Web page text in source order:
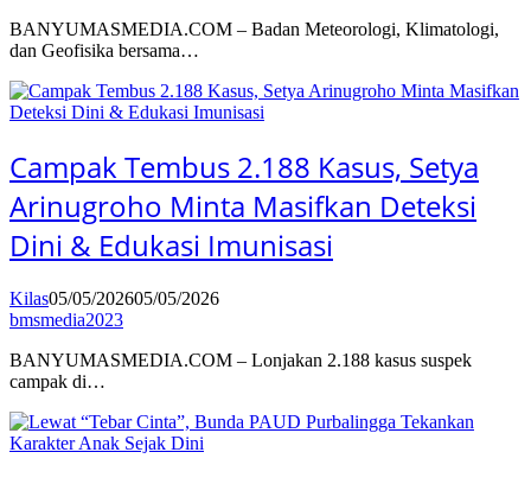
BANYUMASMEDIA.COM – Badan Meteorologi, Klimatologi,
dan Geofisika bersama…
Campak Tembus 2.188 Kasus, Setya
Arinugroho Minta Masifkan Deteksi
Dini & Edukasi Imunisasi
Kilas05/05/202605/05/2026
bmsmedia2023
BANYUMASMEDIA.COM – Lonjakan 2.188 kasus suspek
campak di…